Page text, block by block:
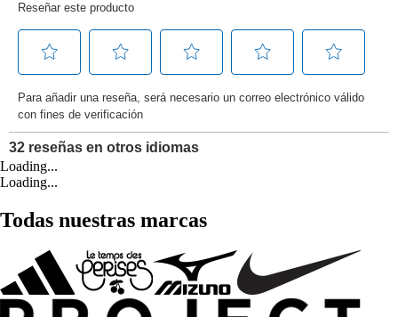
Loading...
Loading...
Todas nuestras marcas